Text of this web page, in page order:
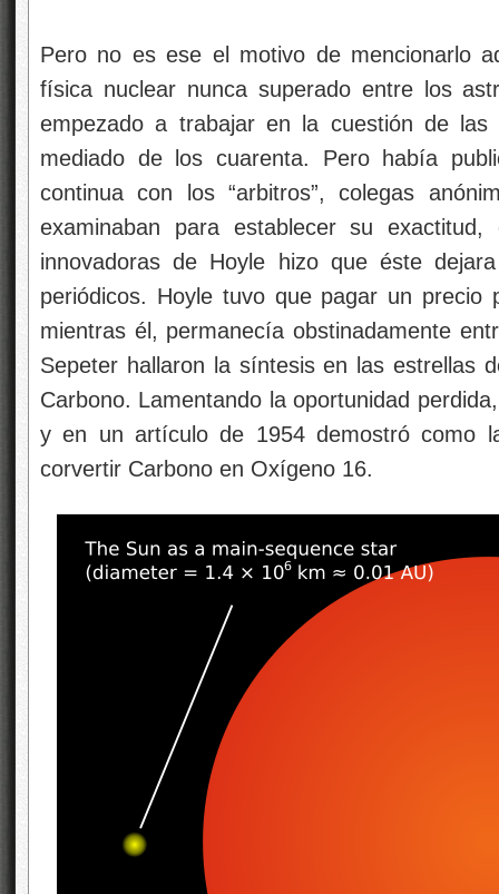
Pero no es ese el motivo de mencionarlo
física nuclear nunca superado entre los
empezado a trabajar en la cuestión de
mediado de los cuarenta. Pero había
continua con los “arbitros”, colegas
examinaban para establecer su
innovadoras de Hoyle hizo que éste
periódicos. Hoyle tuvo que pagar un
mientras él, permanecía obstinadamente
Sepeter hallaron la síntesis en las estrellas
Carbono. Lamentando la oportunidad
y en un artículo de 1954 demostró como
corvertir Carbono en Oxígeno 16.